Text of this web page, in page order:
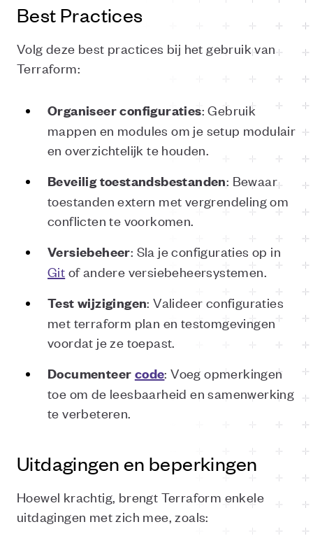
Best Practices
Volg deze best practices bij het gebruik van
Terraform:
Organiseerconfiguraties: Gebruik
mappen en modules om je setup modulair
en overzichtelijk te houden.
Beveiligtoestandsbestanden: Bewaar
toestanden extern met vergrendeling om
conflicten te voorkomen.
Versiebeheer: Sla je configuraties op in
Git of andere versiebeheersystemen.
Test wijzigingen: Valideer configuraties
met terraform plan en testomgevingen
voordat je ze toepast.
Documenteer code: Voeg opmerkingen
toe om de leesbaarheid en samenwerking
te verbeteren.
Uitdagingen en beperkingen
Hoewel krachtig, brengt Terraform enkele
uitdagingen met zich mee, zoals: